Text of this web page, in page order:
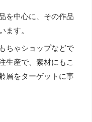
を中心に、その作品
ます。
ちゃショップなどで
生産で、素材にもこ
層をターゲットに事